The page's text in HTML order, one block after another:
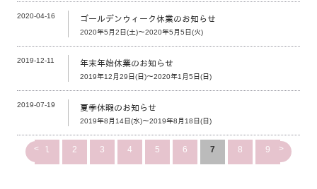
2020-04-16 ゴールデンウィーク休業のお知らせ
2020年5月2日(土)～2020年5月5日(火)
2019-12-11 年末年始休業のお知らせ
2019年12月29日(日)～2020年1月5日(日)
2019-07-19 夏季休暇のお知らせ
2019年8月14日(水)～2019年8月18日(日)
< 1 2 3 4 5 6 7 8 9 >